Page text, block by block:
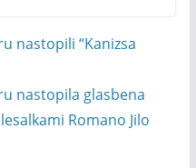
nastopili “Kanizsa
nastopila glasbena
Romano Jilo